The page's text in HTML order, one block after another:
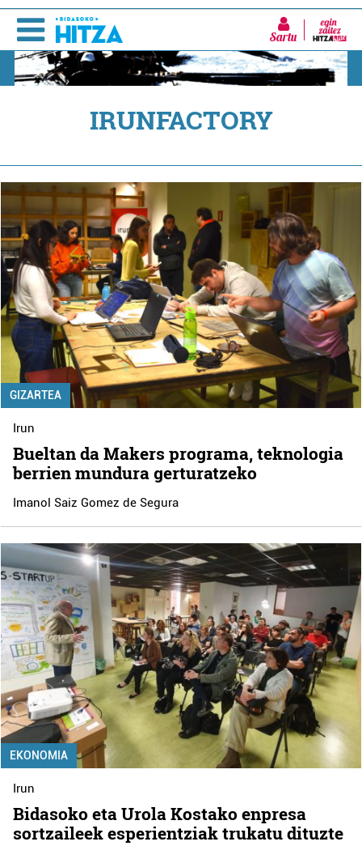
Sartu
IRUNFACTORY
GIZARTEA
Irun
Bueltan da Makers programa, teknologia
berrien mundura gerturatzeko
Imanol Saiz Gomez de Segura
EKONOMIA
Irun
Bidasoko eta Urola Kostako enpresa
sortzaileek esperientziak trukatu dituzte